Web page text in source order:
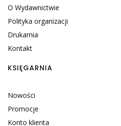
O Wydawnictwie
Polityka organizacji
Drukarnia
Kontakt
KSIĘGARNIA
Nowości
Promocje
Konto klienta